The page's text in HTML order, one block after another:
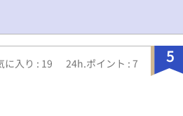
5
に入り : 19 24h.ポイント : 7